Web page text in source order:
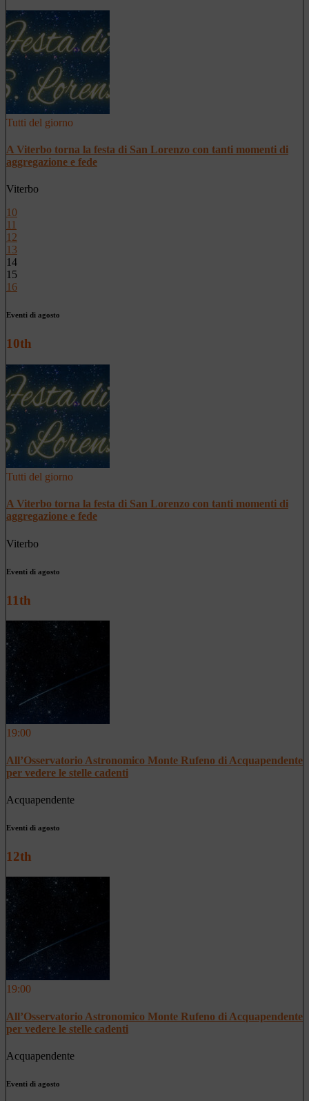
Tutti del giorno
A Viterbo torna la festa di San Lorenzo con tanti momenti di
aggregazione e fede
Viterbo
10
11
12
13
14
15
16
Eventi di agosto
10th
Tutti del giorno
A Viterbo torna la festa di San Lorenzo con tanti momenti di
aggregazione e fede
Viterbo
Eventi di agosto
11th
19:00
All’Osservatorio Astronomico Monte Rufeno di Acquapendente
per vedere le stelle cadenti
Acquapendente
Eventi di agosto
12th
19:00
All’Osservatorio Astronomico Monte Rufeno di Acquapendente
per vedere le stelle cadenti
Acquapendente
Eventi di agosto